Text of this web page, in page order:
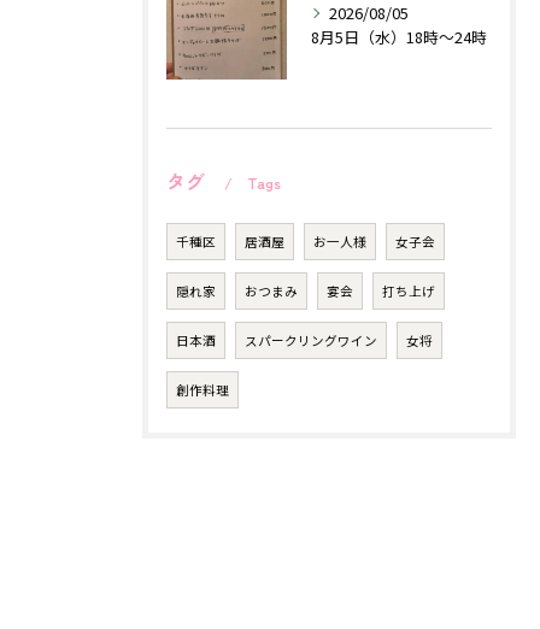
2026/08/05
8月5日（水）18時〜24時
タグ Tags
千種区 居酒屋 お一人様 女子会
隠れ家 おつまみ 宴会 打ち上げ
日本酒 スパークリングワイン 女将
創作料理